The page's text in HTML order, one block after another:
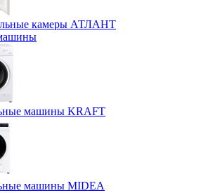
камеры АТЛАНТ
машины KRAFT
машины MIDEA